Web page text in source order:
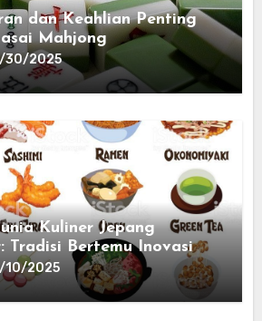
dan Keahlian Penting
Mahjong
30/2025
Kuliner Jepang
Tradisi Bertemu Inovasi
10/2025